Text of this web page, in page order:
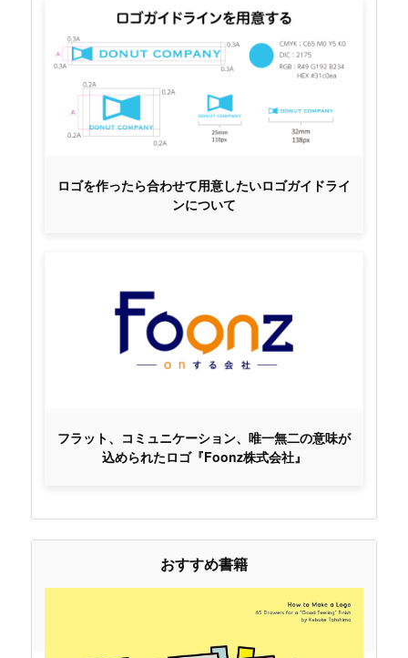
ロゴを作ったら合わせて用意したいロゴガイドライ
ンについて
フラット、コミュニケーション、唯一無二の意味が
込められたロゴ『Foonz株式会社』
おすすめ書籍